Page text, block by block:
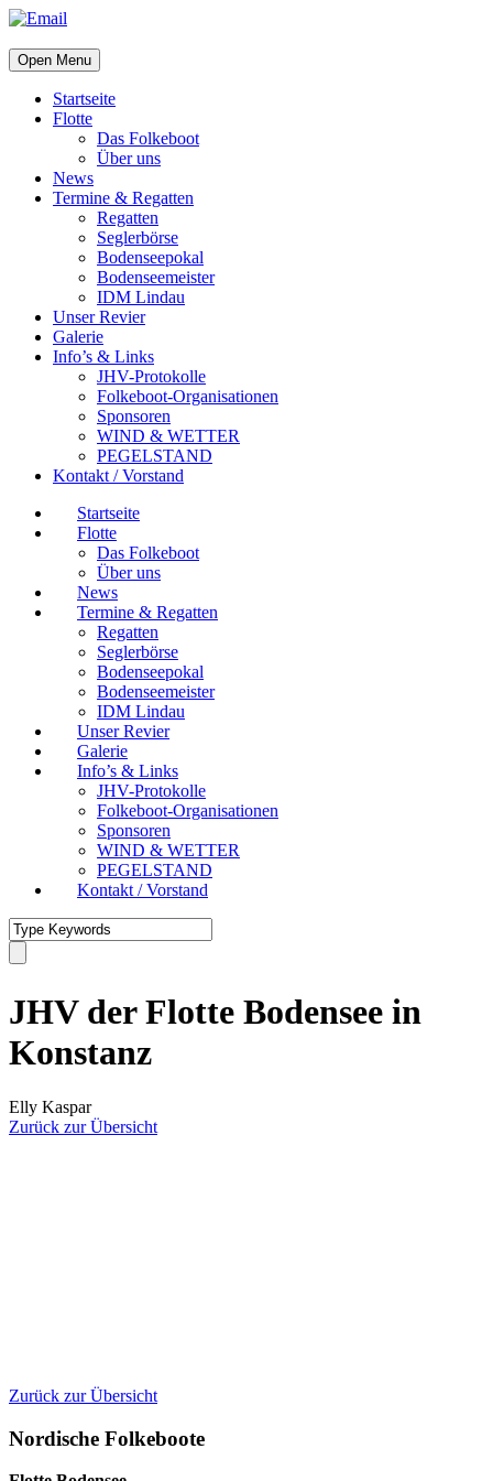
Open Menu
Startseite
Flotte
Das Folkeboot
Über uns
News
Termine & Regatten
Regatten
Seglerbörse
Bodenseepokal
Bodenseemeister
IDM Lindau
Unser Revier
Galerie
Info’s & Links
JHV-Protokolle
Folkeboot-Organisationen
Sponsoren
WIND & WETTER
PEGELSTAND
Kontakt / Vorstand
Startseite
Flotte
Das Folkeboot
Über uns
News
Termine & Regatten
Regatten
Seglerbörse
Bodenseepokal
Bodenseemeister
IDM Lindau
Unser Revier
Galerie
Info’s & Links
JHV-Protokolle
Folkeboot-Organisationen
Sponsoren
WIND & WETTER
PEGELSTAND
Kontakt / Vorstand
JHV der Flotte Bodensee in
Konstanz
Elly Kaspar
Zurück zur Übersicht
Zurück zur Übersicht
Nordische Folkeboote